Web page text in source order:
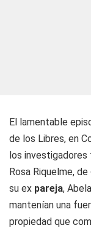
El lamentable
de los Libres, en
los investigadores
Rosa Riquelme,
su ex pareja,
mantenían una
propiedad que